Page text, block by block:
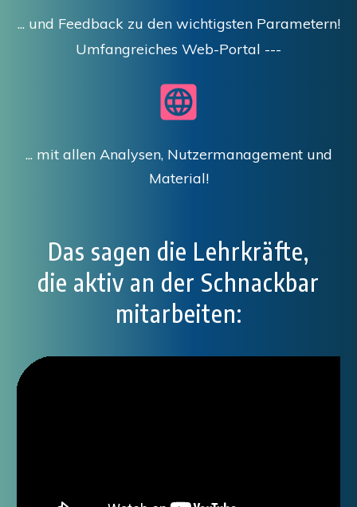
... und Feedback zu den wichtigsten Parametern!
Umfangreiches Web-Portal ---
... mit allen Analysen, Nutzermanagement und
Material!
Das sagen die Lehrkräfte,
die aktiv an der Schnackbar
mitarbeiten: